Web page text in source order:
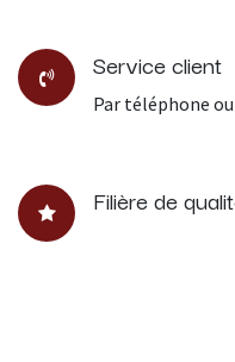
Service client
Par téléphone
Filière de